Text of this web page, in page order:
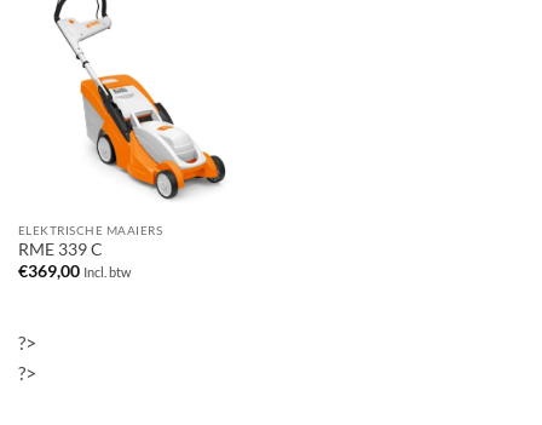
ELEKTRISCHE MAAIERS
RME 339 C
€369,00 Incl. btw
?>
?>